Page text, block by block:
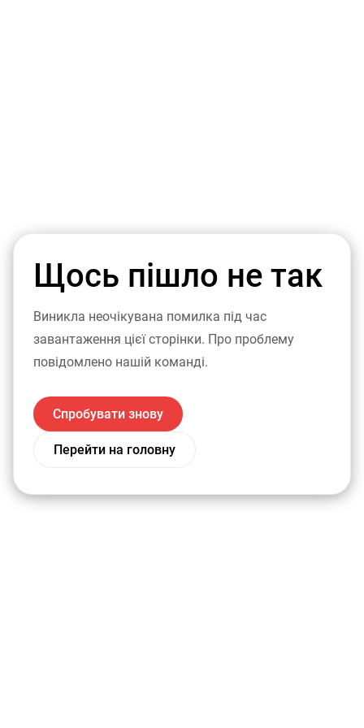
Щось пішло не так
Виникла неочікувана помилка під час
завантаження цієї сторінки. Про проблему
повідомлено нашій команді.
Спробувати знову
Перейти на головну